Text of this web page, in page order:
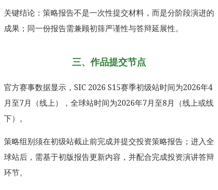
关键结论：策略报告不是一次性提交材料，而是分阶段演进的
成果；同一份报告需兼顾初筛严谨性与答辩延展性。
三、作品提交节点
官方赛事数据显示，SIC 2026 S15赛季初级站时间为2026年4
月至7月（线上），全球站时间为2026年7月至8月（线上或线
下）。
策略组别须在初级站截止前完成并提交投资策略报告；进入全
球站后，需基于初版报告更新内容，并配合完成投资演讲答辩
环节。